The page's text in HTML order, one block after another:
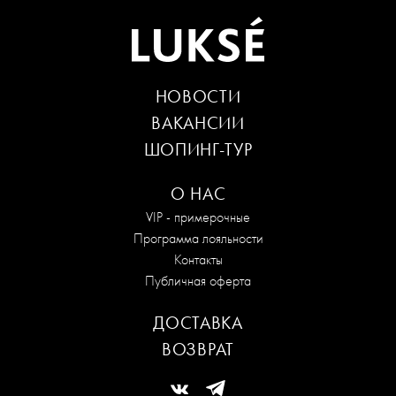
О НАС
VIP - примерочные
Программа лояльности
Контакты
Публичная оферта
НОВОСТИ
ВАКАНСИИ
ШОПИНГ-ТУР
ДОСТАВКА
ВОЗВРАТ